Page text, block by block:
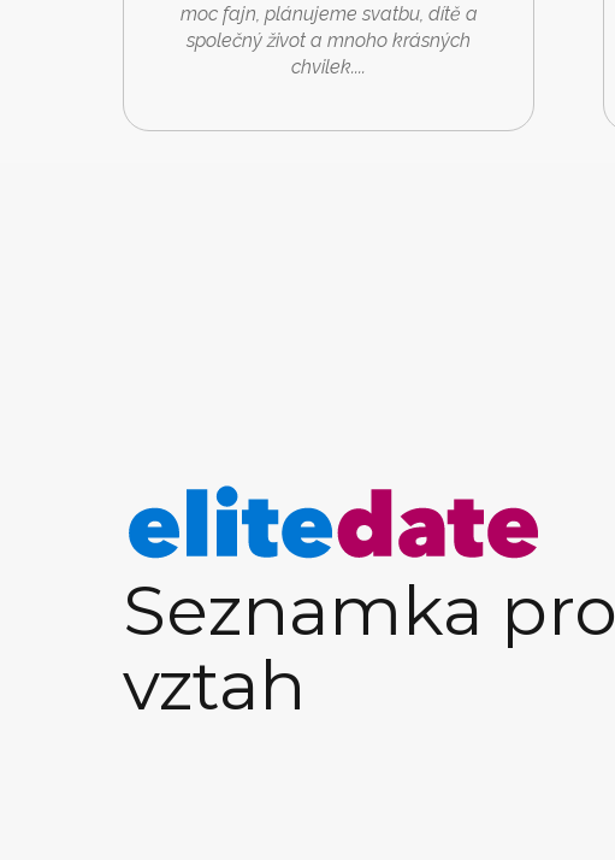
moc fajn, plánujeme svatbu, dítě a
společný život a mnoho krásných
chvilek....
Seznamka pro
vztah